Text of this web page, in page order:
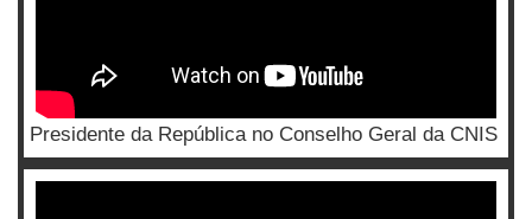
Presidente da República no Conselho Geral da CNIS